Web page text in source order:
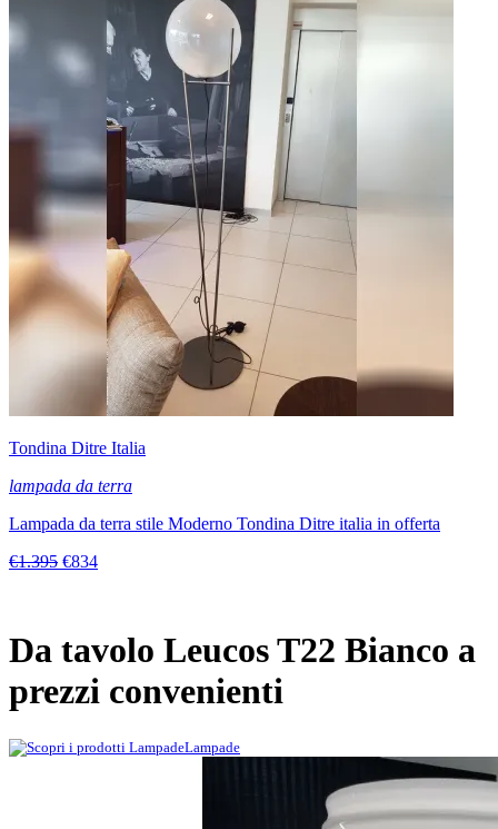
Tondina Ditre Italia
lampada da terra
Lampada da terra stile Moderno Tondina Ditre italia in offerta
€1.395 €834
Da tavolo Leucos T22 Bianco a
prezzi convenienti
Lampade